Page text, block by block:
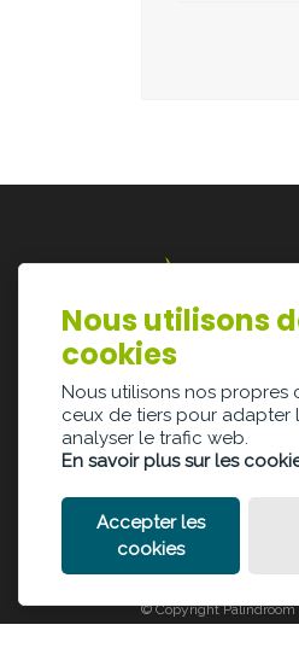
Lazarijstraat 168
3500 Hasselt
POLITIQUE DE
© Copyright
Nous utilisons
cookies
Nous utilisons nos propres
ceux de tiers pour adapter
analyser le trafic web.
En savoir plus sur les
Accepter les
cookies